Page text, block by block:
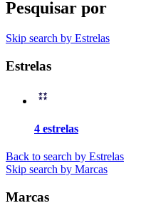
Pesquisar por
Skip search by Estrelas
Estrelas
4 estrelas
Back to search by Estrelas
Skip search by Marcas
Marcas